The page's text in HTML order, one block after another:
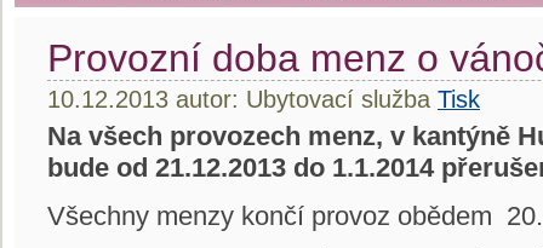
Provozní doba menz o
10.12.2013 autor: Ubytovací služba Tisk
Na všech provozech menz, v kantýně
bude od 21.12.2013 do 1.1.2014
Všechny menzy končí provoz obědem